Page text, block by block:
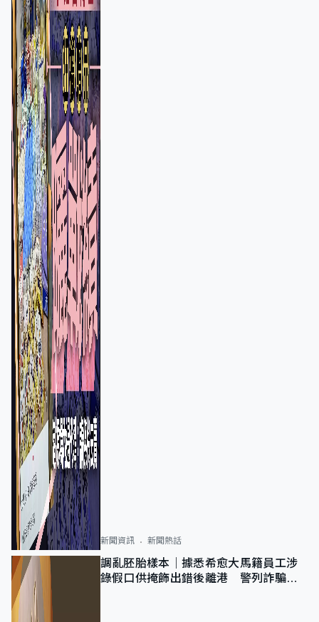
新聞資訊 新聞熱話
調亂胚胎樣本｜據悉希愈大馬籍員工涉
錄假口供掩飾出錯後離港 警列詐騙